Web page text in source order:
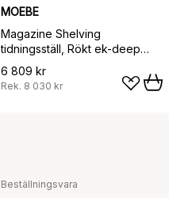
MOEBE
Magazine Shelving
tidningsställ, Rökt ek-deep
blue, 85x180x7 cm, MS.180.1
6 809 kr
Rek. 8 030 kr
Beställningsvara